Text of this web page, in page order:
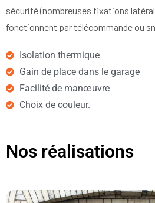
sécurité (nombreuses fixations
fonctionnent par télécommande ou
Isolation thermique
Gain de place dans le garage
Facilité de manœuvre
Choix de couleur.
Nos réalisations